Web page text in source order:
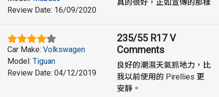
Review Date: 16/09/2020
真的很好，正如宣傳的那樣
Car Make: Volkswagen
Model: Tiguan
Review Date: 04/12/2019
235/55 R17 V
Comments
良好的潮濕天氣抓地力，比
我以前使用的 Pirellies 更
安靜。